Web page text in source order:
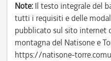
Note: Il testo integrale del
tutti i requisiti e delle
pubblicato sul sito internet
montagna del Natisone e
https://natisone-